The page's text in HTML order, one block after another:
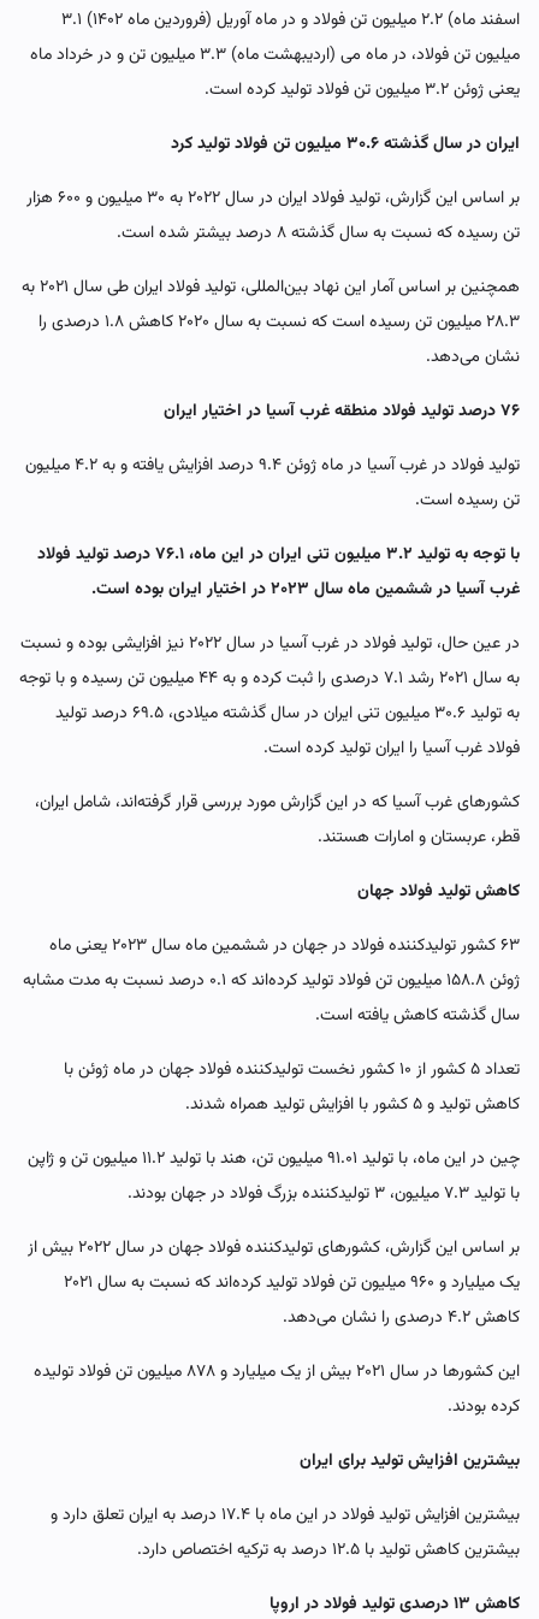
اسفند ماه) ۲.۲ میلیون تن فولاد و در ماه آوریل (فروردین ماه ۱۴۰۲) ۳.۱
میلیون تن فولاد، در ماه می (اردیبهشت ماه) ۳.۳ میلیون تن و در خرداد ماه
یعنی ژوئن ۳.۲ میلیون تن فولاد تولید کرده است.
ایران در سال گذشته ۳۰.۶ میلیون تن فولاد تولید کرد
بر اساس این گزارش، تولید فولاد ایران در سال ۲۰۲۲ به ۳۰ میلیون و ۶۰۰ هزار
تن رسیده که نسبت به سال گذشته ۸ درصد بیشتر شده است.
همچنین بر اساس آمار این نهاد بین‌المللی، تولید فولاد ایران طی سال ۲۰۲۱ به
۲۸.۳ میلیون تن رسیده است که نسبت به سال ۲۰۲۰ کاهش ۱.۸ درصدی را
نشان می‌دهد.
۷۶ درصد تولید فولاد منطقه غرب آسیا در اختیار ایران
تولید فولاد در غرب آسیا در ماه ژوئن ۹.۴ درصد افزایش یافته و به ۴.۲ میلیون
تن رسیده است.
با توجه به تولید ۳.۲ میلیون تنی ایران در این ماه، ۷۶.۱ درصد تولید فولاد
غرب آسیا در ششمین ماه سال ۲۰۲۳ در اختیار ایران بوده است.
در عین حال، تولید فولاد در غرب آسیا در سال ۲۰۲۲ نیز افزایشی بوده و نسبت
به سال ۲۰۲۱ رشد ۷.۱ درصدی را ثبت کرده و به ۴۴ میلیون تن رسیده و با توجه
به تولید ۳۰.۶ میلیون تنی ایران در سال گذشته میلادی، ۶۹.۵ درصد تولید
فولاد غرب آسیا را ایران تولید کرده است.
کشورهای غرب آسیا که در این گزارش مورد بررسی قرار گرفته‌اند، شامل ایران،
قطر، عربستان و امارات هستند.
کاهش تولید فولاد جهان
۶۳ کشور تولیدکننده فولاد در جهان در ششمین ماه سال ۲۰۲۳ یعنی ماه
ژوئن ۱۵۸.۸ میلیون تن فولاد تولید کرده‌اند که ۰.۱ درصد نسبت به مدت مشابه
سال گذشته کاهش یافته است.
تعداد ۵ کشور از ۱۰ کشور نخست تولیدکننده فولاد جهان در ماه ژوئن با
کاهش تولید و ۵ کشور با افزایش تولید همراه شدند.
چین در این ماه، با تولید ۹۱.۰۱ میلیون تن، هند با تولید ۱۱.۲ میلیون تن و ژاپن
با تولید ۷.۳ میلیون، ۳ تولیدکننده بزرگ فولاد در جهان بودند.
بر اساس این گزارش، کشورهای تولیدکننده فولاد جهان در سال ۲۰۲۲ بیش از
یک میلیارد و ۹۶۰ میلیون تن فولاد تولید کرده‌اند که نسبت به سال ۲۰۲۱
کاهش ۴.۲ درصدی را نشان می‌دهد.
این کشورها در سال ۲۰۲۱ بیش از یک میلیارد و ۸۷۸ میلیون تن فولاد تولیده
کرده بودند.
بیشترین افزایش تولید برای ایران
بیشترین افزایش تولید فولاد در این ماه با ۱۷.۴ درصد به ایران تعلق دارد و
بیشترین کاهش تولید با ۱۲.۵ درصد به ترکیه اختصاص دارد.
کاهش ۱۳ درصدی تولید فولاد در اروپا